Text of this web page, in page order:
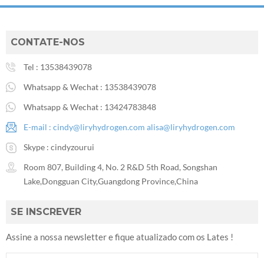
CONTATE-NOS
Tel : 13538439078
Whatsapp & Wechat : 13538439078
Whatsapp & Wechat : 13424783848
E-mail : cindy@liryhydrogen.com alisa@liryhydrogen.com
Skype : cindyzourui
Room 807, Building 4, No. 2 R&D 5th Road, Songshan
Lake,Dongguan City,Guangdong Province,China
SE INSCREVER
Assine a nossa newsletter e fique atualizado com os Lates !